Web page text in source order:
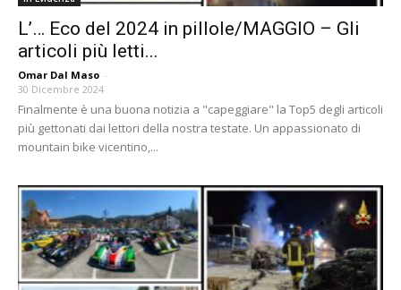
L’… Eco del 2024 in pillole/MAGGIO – Gli
articoli più letti...
Omar Dal Maso -
30 Dicembre 2024
Finalmente è una buona notizia a "capeggiare" la Top5 degli articoli
più gettonati dai lettori della nostra testate. Un appassionato di
mountain bike vicentino,...